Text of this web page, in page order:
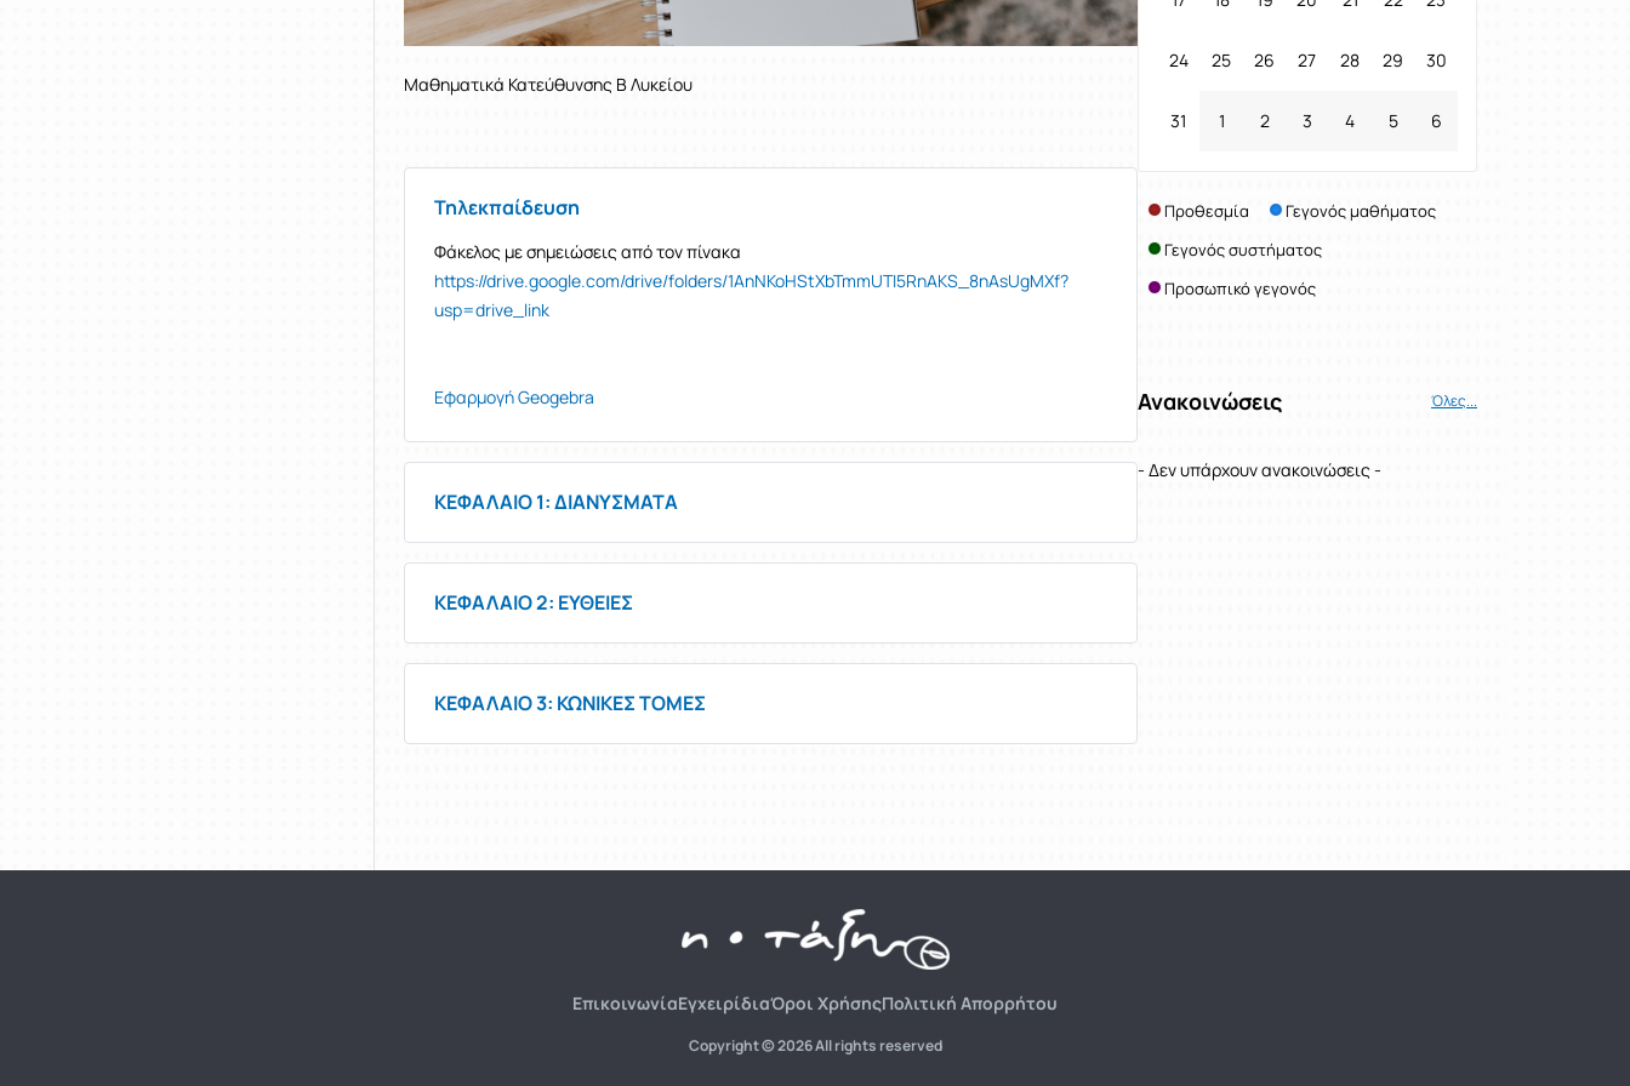
Μαθηματικά Κατεύθυνσης Β Λυκείου
Τηλεκπαίδευση
Φάκελος με σημειώσεις από τον πίνακα
https://drive.google.com/drive/folders/1AnNKoHStXbTmmUTI5RnAKS_8nAsUgMXf?
usp=drive_link
Εφαρμογή Geogebra
ΚΕΦΑΛΑΙΟ 1: ΔΙΑΝΥΣΜΑΤΑ
ΚΕΦΑΛΑΙΟ 2: ΕΥΘΕΙΕΣ
ΚΕΦΑΛΑΙΟ 3: ΚΩΝΙΚΕΣ ΤΟΜΕΣ
24 25 26 27 28 29 30
31 1 2 3 4 5 6
Προθεσμία
Γεγονός μαθήματος
Γεγονός συστήματος
Προσωπικό γεγονός
Ανακοινώσεις Όλες...
- Δεν υπάρχουν ανακοινώσεις -
ΕπικοινωνίαΕγχειρίδιαΌροι ΧρήσηςΠολιτική Απορρήτου
Copyright © 2026 All rights reserved